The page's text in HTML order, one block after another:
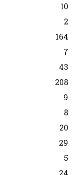
10
2
164
7
43
208
9
8
20
29
5
24